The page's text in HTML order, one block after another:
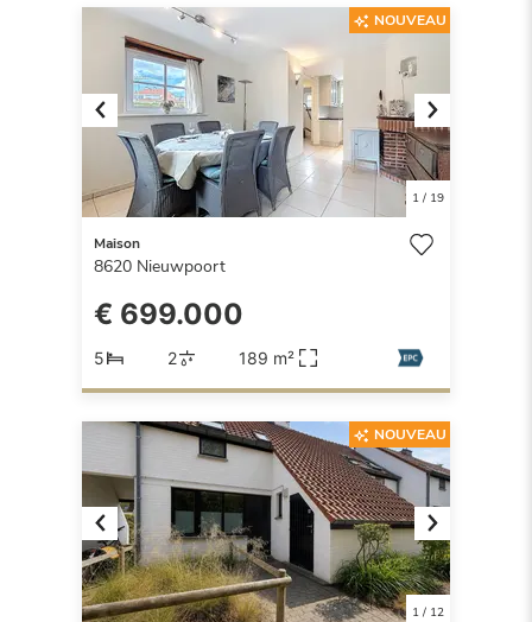
Previous Next
1/ 19
NOUVEAU
Maison
8620 Nieuwpoort
€ 699.000
5 2 189 m²
Previous Next
1/ 12
NOUVEAU